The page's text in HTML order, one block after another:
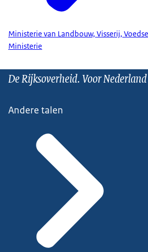
Ministerie van Landbouw, Visserij,
Ministerie
De Rijksoverheid. Voor Nederland
Andere talen